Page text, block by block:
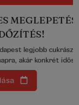
az
idősávra!